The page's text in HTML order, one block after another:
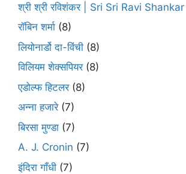
श्री श्री रविशंकर | Sri Sri Ravi Shankar
रॉबिन शर्मा (8)
लियोनार्डो दा-विंची (8)
विलियम शेक्सपियर(8)
एडोल्फ हिटलर(8)
अन्ना हजारे(7)
बिरसा मुण्डा (7)
A. J. Cronin (7)
इंदिरा गाँधी (7)